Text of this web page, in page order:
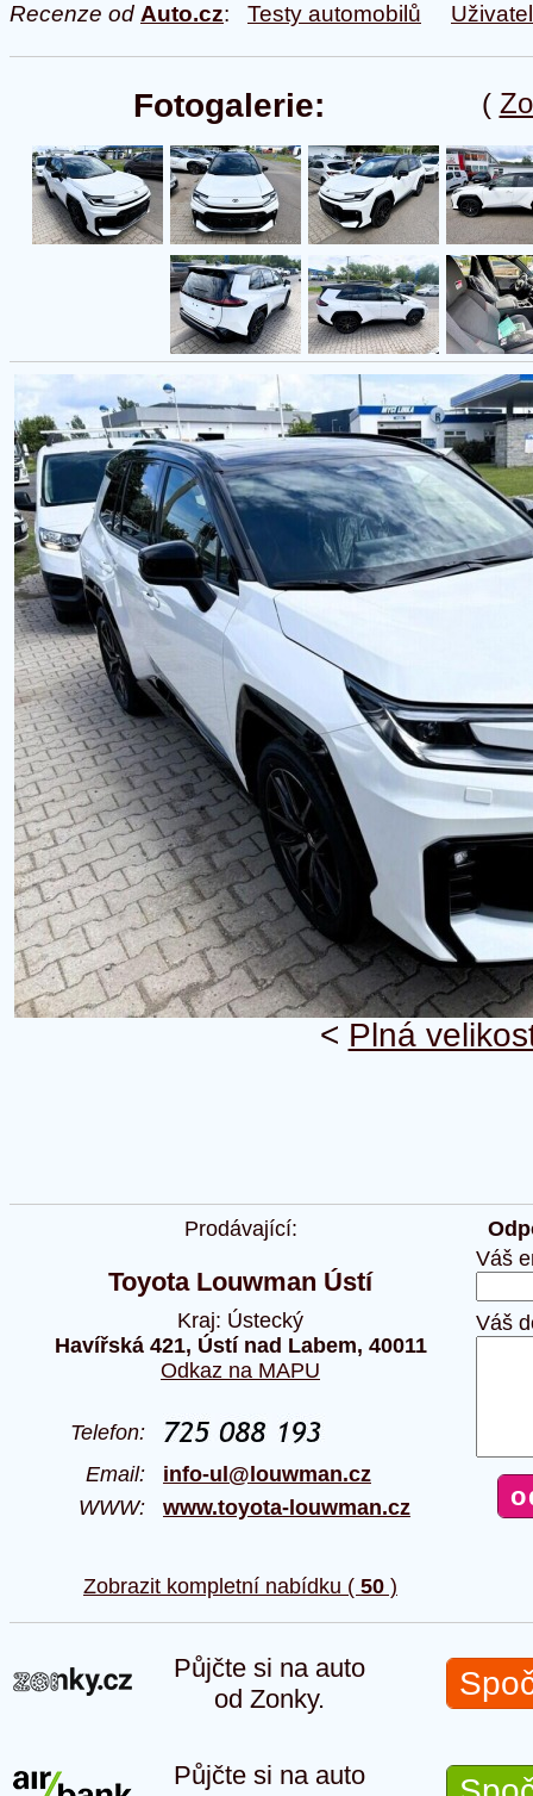
Recenze od Auto.cz: Testy automobilů
(
Fotogalerie:
< Plná
Prodávající:
Toyota Louwman Ústí
Kraj: Ústecký
Havířská 421, Ústí nad Labem, 40011
Odkaz na MAPU
Telefon:
Email: info-ul@louwman.cz
WWW: www.toyota-louwman.cz
Zobrazit kompletní nabídku ( 50 )
Váš
Váš
Půjčte si na auto
od Zonky.
Půjčte si na auto